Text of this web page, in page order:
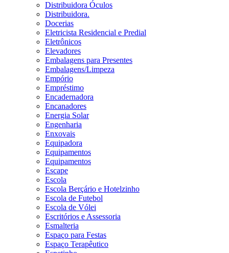
Distribuidora Óculos
Distribuidora.
Docerias
Eletricista Residencial e Predial
Eletrônicos
Elevadores
Embalagens para Presentes
Embalagens/Limpeza
Empório
Empréstimo
Encadernadora
Encanadores
Energia Solar
Engenharia
Enxovais
Equipadora
Equipamentos
Equipamentos
Escape
Escola
Escola Berçário e Hotelzinho
Escola de Futebol
Escola de Vólei
Escritórios e Assessoria
Esmalteria
Espaço para Festas
Espaço Terapêutico